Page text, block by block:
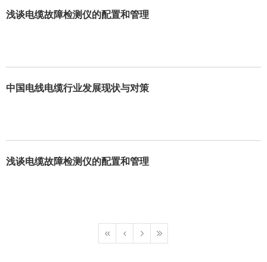
浅谈电缆故障检测仪的配置和管理
中国电线电缆行业发展现状与对策
浅谈电缆故障检测仪的配置和管理